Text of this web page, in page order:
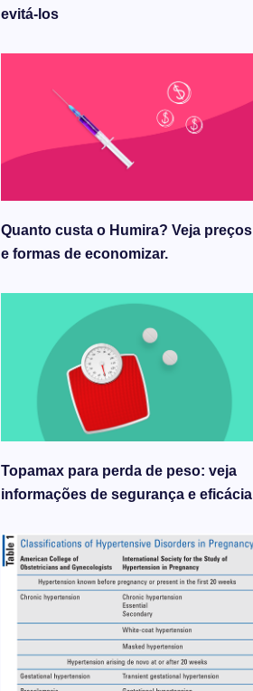
evitá-los
Quanto custa o Humira? Veja preços
e formas de economizar.
Topamax para perda de peso: veja
informações de segurança e eficácia